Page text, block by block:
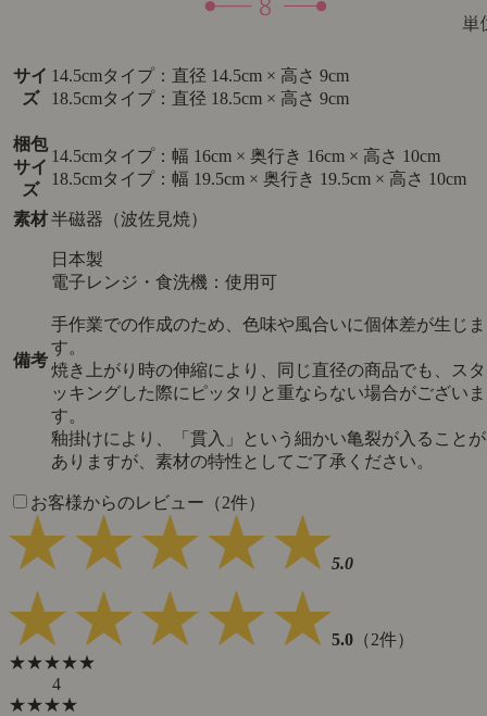
サイ
ズ
14.5cmタイプ：直径 14.5cm × 高さ 9cm
18.5cmタイプ：直径 18.5cm × 高さ 9cm
梱包
サイ
ズ
14.5cmタイプ：幅 16cm × 奥行き 16cm × 高さ 10cm
18.5cmタイプ：幅 19.5cm × 奥行き 19.5cm × 高さ 10cm
素材 半磁器（波佐見焼）
備考
日本製
電子レンジ・食洗機：使用可
手作業での作成のため、色味や風合いに個体差が生じま
す。
焼き上がり時の伸縮により、同じ直径の商品でも、スタ
ッキングした際にピッタリと重ならない場合がございま
す。
釉掛けにより、「貫入」という細かい亀裂が入ることが
ありますが、素材の特性としてご了承ください。
お客様からのレビュー（2件）
5.0
5.0 （2件）
★★★★★
4
★★★★